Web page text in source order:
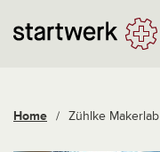
Home / Zühlke Makerlab